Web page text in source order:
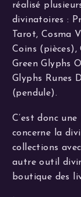
réalisé
divinatoires :
Tarot, Cosma
Coins (pièces),
Green Glyphs
Glyphs Runes
(pendule).
C’est donc
concerne la
collections
autre outil
boutique des